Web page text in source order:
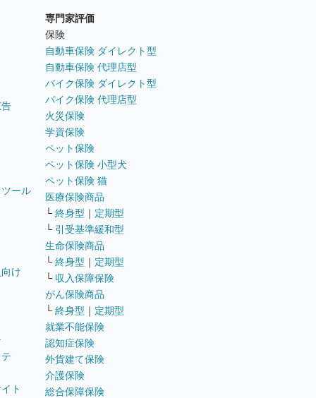
ール
け
ト
専門家評価
保険
自動車保険 ダイレクト型
自動車保険 代理店型
バイク保険 ダイレクト型
バイク保険 代理店型
火災保険
学資保険
ペット保険
ペット保険 小型犬
ペット保険 猫
医療保険商品
└ 終身型 ｜ 定期型
└ 引受基準緩和型
生命保険商品
└ 終身型 ｜ 定期型
└ 収入保障保険
がん保険商品
└ 終身型 ｜ 定期型
就業不能保険
認知症保険
外貨建て保険
介護保険
総合保障保険